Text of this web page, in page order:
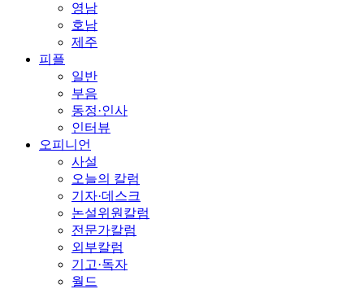
영남
호남
제주
피플
일반
부음
동정·인사
인터뷰
오피니언
사설
오늘의 칼럼
기자·데스크
논설위원칼럼
전문가칼럼
외부칼럼
기고·독자
월드